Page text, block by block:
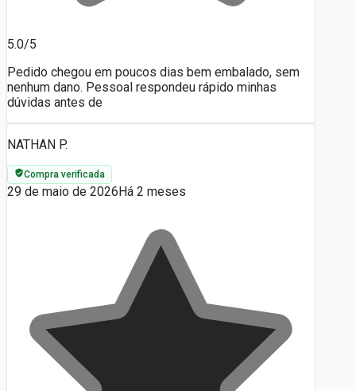
5.0/5
Pedido chegou em poucos dias bem embalado, sem
nenhum dano. Pessoal respondeu rápido minhas
dúvidas antes de
NATHAN P.
Compra verificada
29 de maio de 2026Há 2 meses